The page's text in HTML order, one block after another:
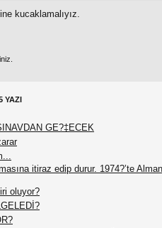
kucaklamalıyız.
YAZI
GE?‡ECEK
itiraz edip durur. 1974?’te
oluyor?